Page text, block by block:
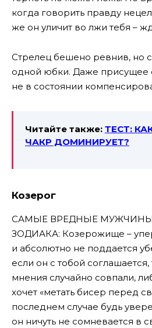
когда говорить правду
же он уличит во лжи тебя –
Стрелец бешено ревнив, но
одной юбки. Даже присущее
не в состоянии
Читайте также: ТЕСТ:
ЧАКР ДОМИНИРУЕТ?
Козерог
САМЫЕ ВРЕДНЫЕ
ЗОДИАКА: Козерожище –
и абсолютно не поддается
если он с тобой
мнения случайно совпали,
хочет «метать бисер перед
последнем случае будь
он ничуть не сомневается в